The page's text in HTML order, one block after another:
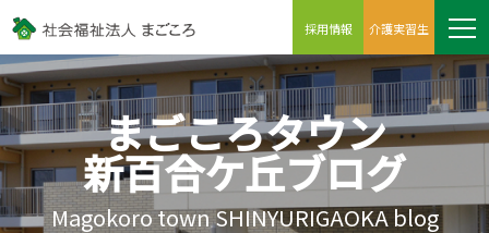
採用情報 介護実習生
まごころタウン
新百合ケ丘ブログ
Magokoro town SHINYURIGAOKA blog